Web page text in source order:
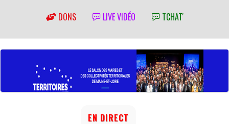
DONS LIVE VIDÉO TCHAT'
EN DIRECT